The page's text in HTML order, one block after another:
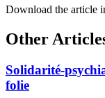
Download the article
Other
Solidarité-
folie